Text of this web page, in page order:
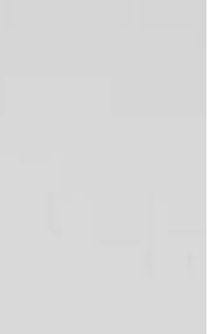
angewendet,